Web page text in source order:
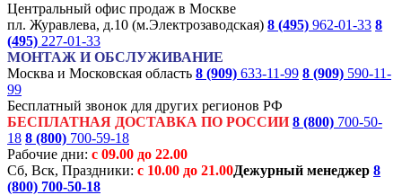
Центральный офис продаж в Москве
пл. Журавлева, д.10 (м.Электрозаводская) 8 (495) 962-01-33 8
(495) 227-01-33
МОНТАЖ И ОБСЛУЖИВАНИЕ
Москва и Московская область 8 (909) 633-11-99 8 (909) 590-11-
99
Бесплатный звонок для других регионов РФ
БЕСПЛАТНАЯ ДОСТАВКА ПО РОССИИ 8 (800) 700-50-
18 8 (800) 700-59-18
Рабочие дни: с 09.00 до 22.00
Сб, Вск, Праздники: с 10.00 до 21.00Дежурный менеджер 8
(800) 700-50-18